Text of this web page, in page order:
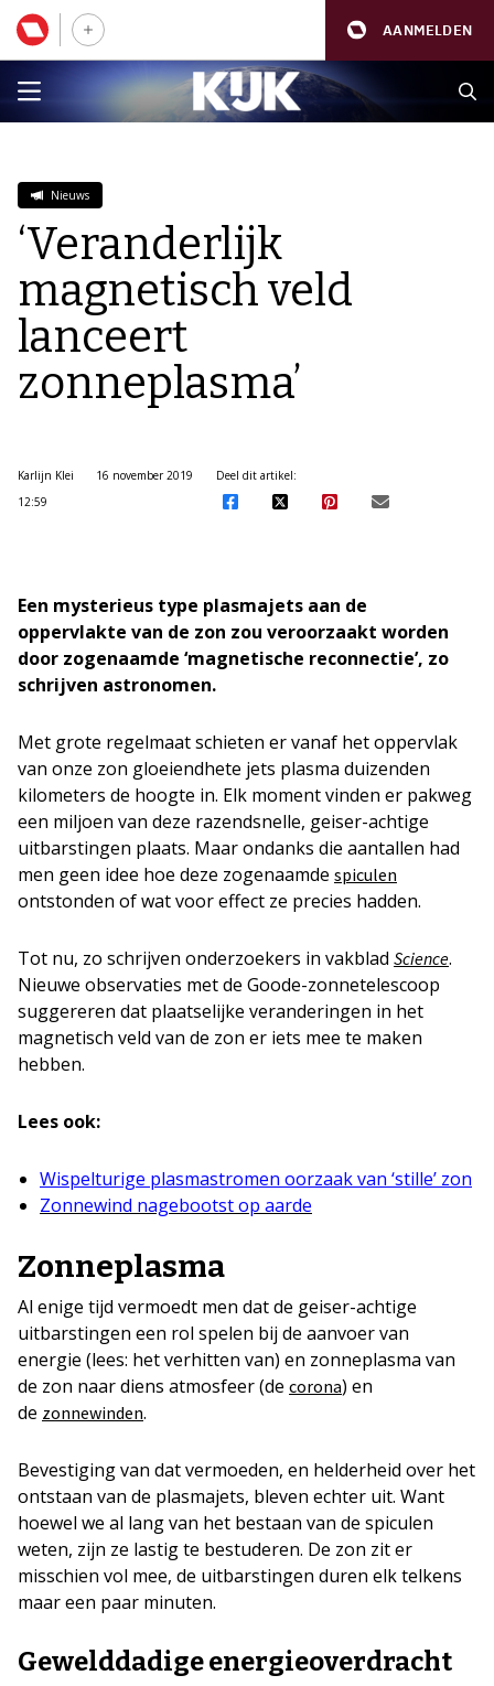
AANMELDEN
Nieuws
‘Veranderlijk
magnetisch veld
lanceert
zonneplasma’
Karlijn Klei
16 november 2019
12:59
Deel dit artikel:
Een mysterieus type plasmajets aan de
oppervlakte van de zon zou veroorzaakt worden
door zogenaamde ‘magnetische reconnectie’, zo
schrijven astronomen.
Met grote regelmaat schieten er vanaf het oppervlak
van onze zon gloeiendhete jets plasma duizenden
kilometers de hoogte in. Elk moment vinden er pakweg
een miljoen van deze razendsnelle, geiser-achtige
uitbarstingen plaats. Maar ondanks die aantallen had
men geen idee hoe deze zogenaamde spiculen
ontstonden of wat voor effect ze precies hadden.
Tot nu, zo schrijven onderzoekers in vakblad Science.
Nieuwe observaties met de Goode-zonnetelescoop
suggereren dat plaatselijke veranderingen in het
magnetisch veld van de zon er iets mee te maken
hebben.
Lees ook:
Wispelturige plasmastromen oorzaak van ‘stille’ zon
Zonnewind nagebootst op aarde
Zonneplasma
Al enige tijd vermoedt men dat de geiser-achtige
uitbarstingen een rol spelen bij de aanvoer van
energie (lees: het verhitten van) en zonneplasma van
de zon naar diens atmosfeer (de corona) en
de zonnewinden.
Bevestiging van dat vermoeden, en helderheid over het
ontstaan van de plasmajets, bleven echter uit. Want
hoewel we al lang van het bestaan van de spiculen
weten, zijn ze lastig te bestuderen. De zon zit er
misschien vol mee, de uitbarstingen duren elk telkens
maar een paar minuten.
Gewelddadige energieoverdracht